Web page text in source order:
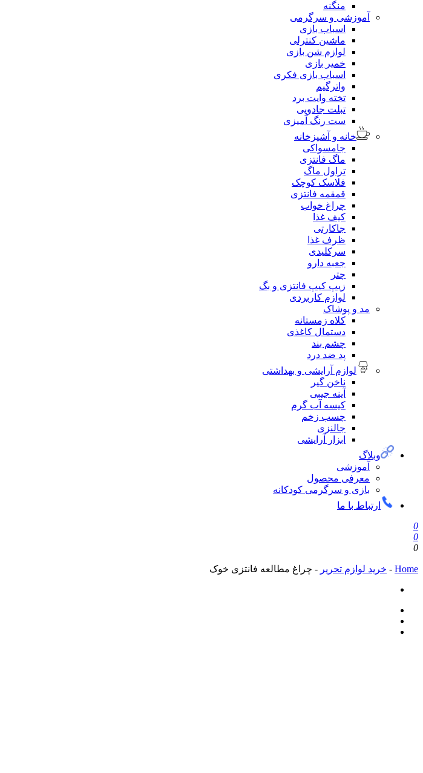
منگنه
آموزشی و سرگرمی
اسباب بازی
ماشین کنترلی
لوازم شن بازی
خمیر بازی
اسباب بازی فکری
واترگیم
تخته وایت برد
تبلت جادویی
ست رنگ آمیزی
خانه و آشپزخانه
جامسواکی
ماگ فانتزی
تراول ماگ
فلاسک کوچک
قمقمه فانتزی
چراغ خواب
کیف غذا
جاکارتی
ظرف غذا
سرکلیدی
جعبه دارو
چتر
زیپ کیپ فانتزی و بگ
لوازم کاربردی
مد و پوشاک
کلاه زمستانه
دستمال کاغذی
چشم بند
پد ضد درد
لوازم آرایشی و بهداشتی
ناخن گیر
آینه جیبی
کیسه آب گرم
چسب زخم
جالنزی
ابزار آرایشی
وبلاگ
آموزشی
معرفی محصول
بازی و سرگرمی کودکانه
ارتباط با ما
0
0
0
Home
- خرید لوازم تحریر - چراغ مطالعه فانتزی خوک